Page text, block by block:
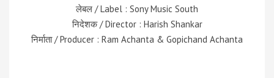
लेबल / Label : Sony Music South
निदेशक / Director : Harish Shankar
निर्माता / Producer : Ram Achanta & Gopichand Achanta